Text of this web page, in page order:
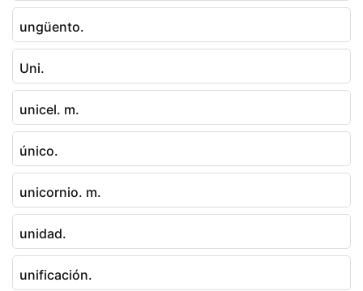
ungüento.
Uni.
unicel. m.
único.
unicornio. m.
unidad.
unificación.